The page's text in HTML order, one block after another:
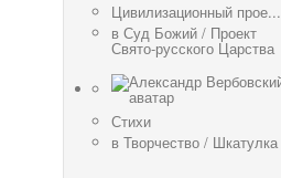
Цивилизационный прое...
в Суд Божий / Проект
Свято-русского Царства
Стихи
в Творчество / Шкатулка